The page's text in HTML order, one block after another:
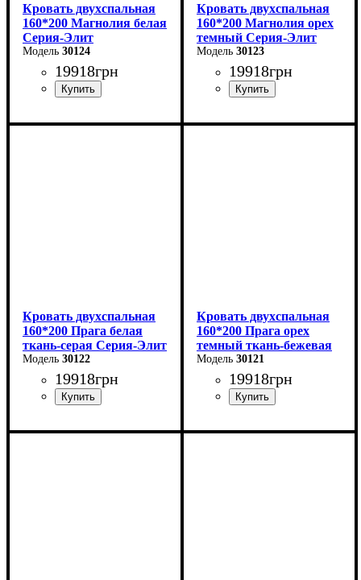
Кровать двухспальная
160*200 Магнолия белая
Серия-Элит
30124
19918грн
Ширина: 168 см
Кровать двухспальная
160*200 Магнолия орех
темный Серия-Элит
30123
19918грн
Ширина: 168 см
Кровать двухспальная
160*200 Прага белая
ткань-серая Серия-Элит
30122
19918грн
Ширина: 168 см
Кровать двухспальная
160*200 Прага орех
темный ткань-бежевая
Серия-Элит
30121
19918грн
Ширина: 168 см